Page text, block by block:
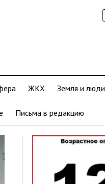
ЖКХ Земля и люди
Письма в редакцию